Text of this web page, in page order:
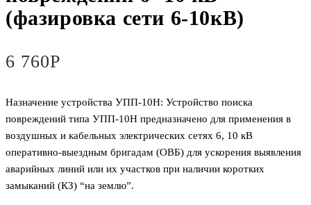
(фазировка сети 6-10кВ)
6 760Р
Назначение устройства УПП-10Н: Устройство поиска
повреждений типа УПП-10Н предназначено для применения в
воздушных и кабельных электрических сетях 6, 10 кВ
оперативно-выездным бригадам (ОВБ) для ускорения выявления
аварийных линий или их участков при наличии коротких
замыканий (КЗ) “на землю”.